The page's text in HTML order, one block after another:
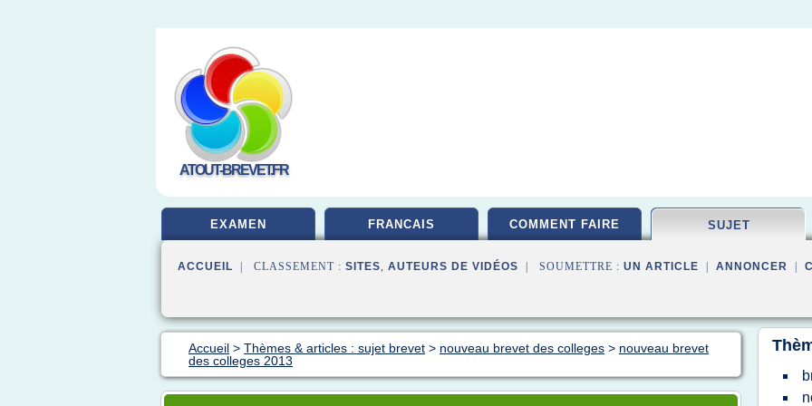
ATOUT-BREVET.FR
EXAMEN FRANCAIS COMMENT FAIRE SUJET
ACCUEIL | CLASSEMENT : SITES, AUTEURS DE VIDÉOS | SOUMETTRE : UN ARTICLE ANNONCER
Accueil > Thèmes & articles : sujet brevet > nouveau brevet des colleges > nouveau brevet
des colleges 2013